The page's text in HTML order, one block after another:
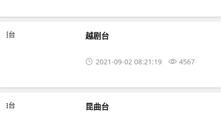
越剧台
2021-09-02 08:21:19 4567
昆曲台